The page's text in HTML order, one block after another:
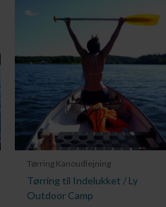
Tørring Kanoudlejning
Tørring til Indelukket / Ly
Outdoor Camp